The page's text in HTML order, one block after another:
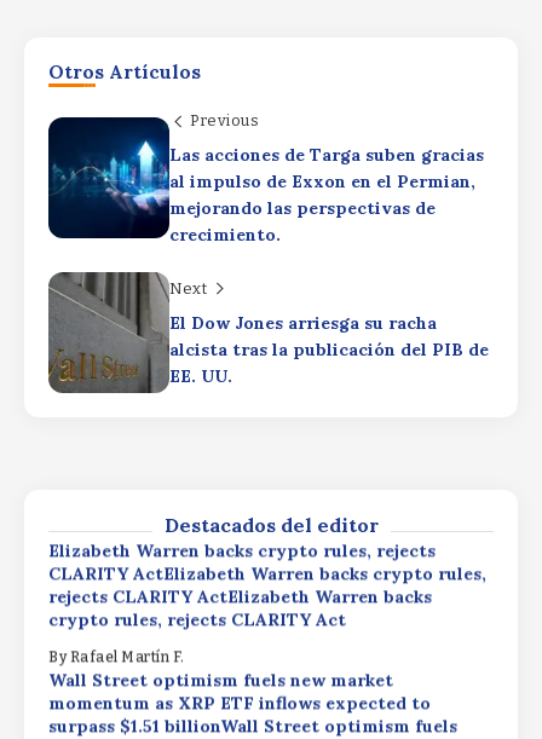
Otros Artículos
Previous
Las acciones de Targa suben gracias
al impulso de Exxon en el Permian,
mejorando las perspectivas de
crecimiento.
Next
El Dow Jones arriesga su racha
alcista tras la publicación del PIB de
EE. UU.
Destacados del editor
ProfitsProductivity Driving Profits
ByRafael Martín F.
Elizabeth Warren backs crypto rules, rejects
CLARITY ActElizabeth Warren backs crypto rules,
rejects CLARITY ActElizabeth Warren backs
crypto rules, rejects CLARITY Act
ByRafael Martín F.
Wall Street optimism fuels new market
momentum as XRP ETF inflows expected to
surpass $1.51 billionWall Street optimism fuels
new market momentum as XRP ETF inflows
expected to surpass $1.51 billionWall Street
Elizabeth Warren backs crypto rules, rejects
CLARITY ActElizabeth Warren backs crypto rules,
rejects CLARITY ActElizabeth Warren backs
crypto rules, rejects CLARITY Act
By Rafael Martín F.
Wall Street optimism fuels new market
momentum as XRP ETF inflows expected to
surpass $1.51 billionWall Street optimism fuels